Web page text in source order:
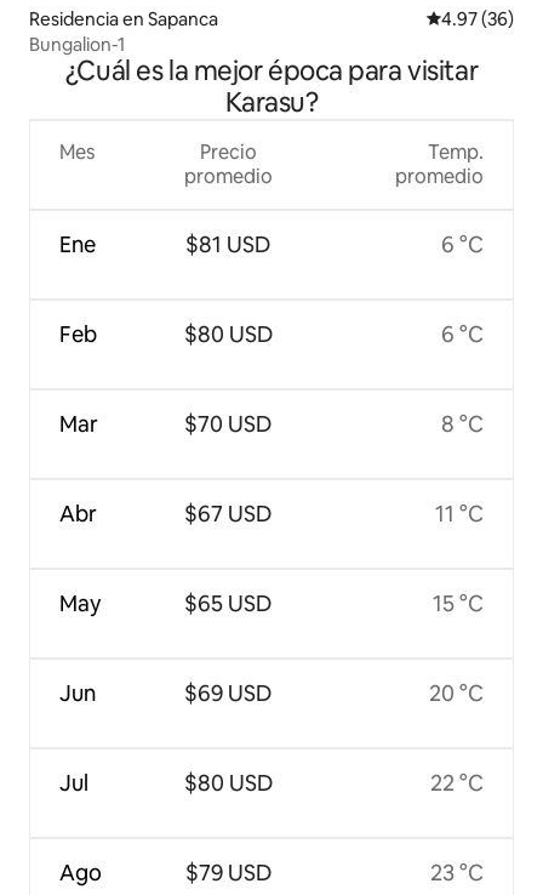
Residencia en Sapanca Calificación
4.97 (36)
Bungalion-1
¿Cuál es la mejor época para visitar
Karasu?
Mes
Ene
Feb
Mar
Abr
May
Jun
Jul
Ago
Precio
promedio
$81 USD
$80 USD
$70 USD
$67 USD
$65 USD
$69 USD
$80 USD
$79 USD
Temp.
promedio
6 °C
6 °C
8 °C
11 °C
15 °C
20 °C
22 °C
23 °C